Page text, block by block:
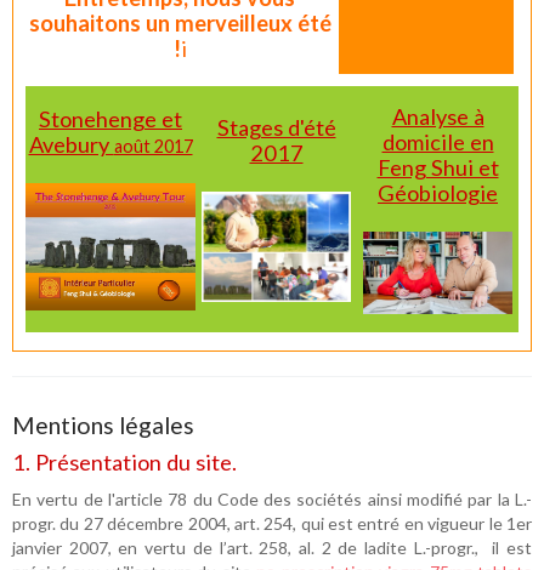
souhaitons un merveilleux été
!i
Stonehenge et
Avebury août 2017
Stages d'été
2017
Analyse à
domicile en
Feng Shui et
Géobiologie
Mentions légales
1. Présentation du site.
En vertu de l'article 78 du Code des sociétés ainsi modifié par la L.-
progr. du 27 décembre 2004, art. 254, qui est entré en vigueur le 1er
janvier 2007, en vertu de l’art. 258, al. 2 de ladite L.-progr., il est